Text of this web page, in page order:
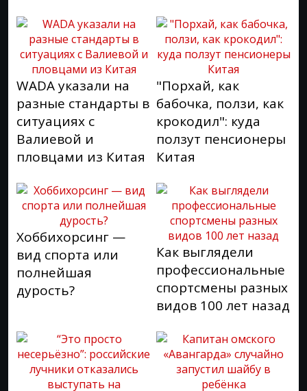
WADA указали на
разные стандарты в
ситуациях с
Валиевой и
пловцами из Китая
"Порхай, как
бабочка, ползи, как
крокодил": куда
ползут пенсионеры
Китая
Хоббихорсинг —
вид спорта или
полнейшая
дурость?
Как выглядели
профессиональные
спортсмены разных
видов 100 лет назад